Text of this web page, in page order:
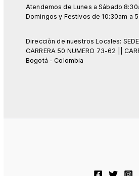
Atendemos de Lunes a Sábado
Domingos y Festivos de 10:30am a
Direcciòn de nuestros Locales: SEDE
CARRERA 50 NUMERO 73-62 ||
Bogotá - Colombia